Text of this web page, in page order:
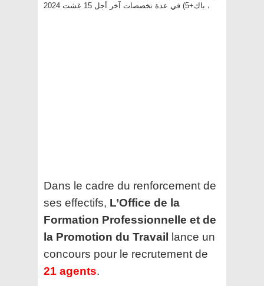
Dans le cadre du renforcement de
ses effectifs, L’Office de la
Formation Professionnelle et de
la Promotion du Travail
lance un
concours pour le recrutement de
21 agents.